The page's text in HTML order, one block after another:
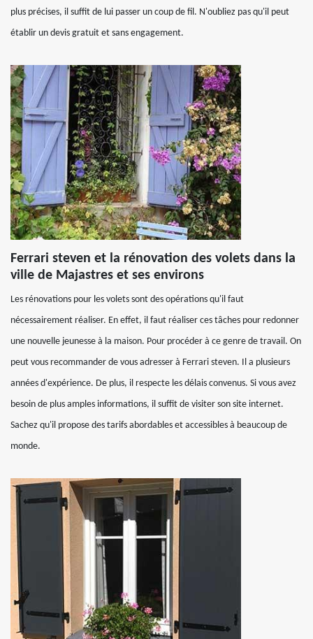
plus précises, il suffit de lui passer un coup de fil. N'oubliez pas qu'il peut
établir un devis gratuit et sans engagement.
Ferrari steven et la rénovation des volets dans la
ville de Majastres et ses environs
Les rénovations pour les volets sont des opérations qu'il faut
nécessairement réaliser. En effet, il faut réaliser ces tâches pour redonner
une nouvelle jeunesse à la maison. Pour procéder à ce genre de travail. On
peut vous recommander de vous adresser à Ferrari steven. Il a plusieurs
années d'expérience. De plus, il respecte les délais convenus. Si vous avez
besoin de plus amples informations, il suffit de visiter son site internet.
Sachez qu'il propose des tarifs abordables et accessibles à beaucoup de
monde.